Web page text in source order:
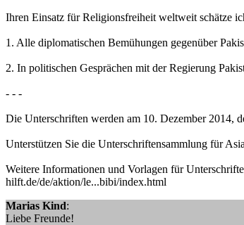
Ihren Einsatz für Religionsfreiheit weltweit schätze
1. Alle diplomatischen Bemühungen gegenüber
2. In politischen Gesprächen mit der Regierung
- - -
Die Unterschriften werden am 10. Dezember 2014,
Unterstützen Sie die Unterschriftensammlung für
Weitere Informationen und Vorlagen für
hilft.de/de/aktion/le...bibi/index.html
Marias Kind:
Liebe Freunde!